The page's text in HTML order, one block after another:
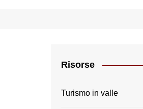
Risorse
Turismo in valle